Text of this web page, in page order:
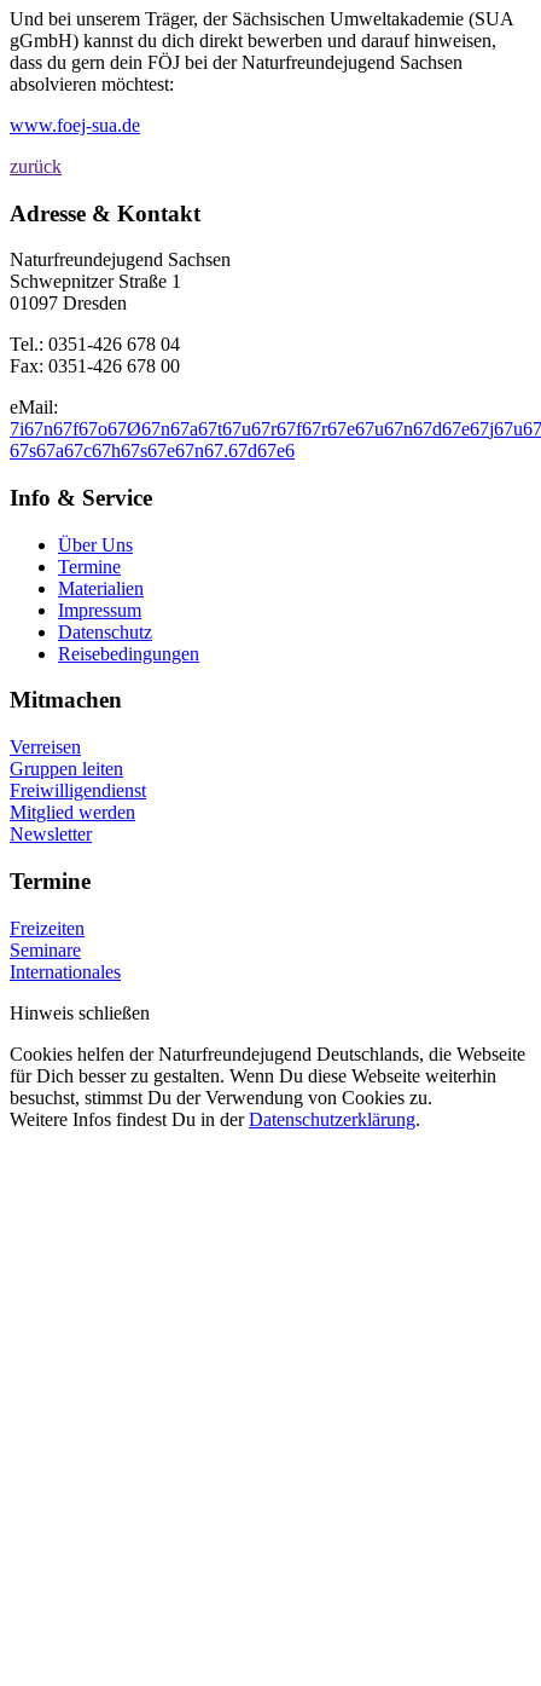
Und bei unserem Träger, der Sächsischen Umweltakademie (SUA
gGmbH) kannst du dich direkt bewerben und darauf hinweisen,
dass du gern dein FÖJ bei der Naturfreundejugend Sachsen
absolvieren möchtest:
www.foej-sua.de
zurück
Adresse & Kontakt
Naturfreundejugend Sachsen
Schwepnitzer Straße 1
01097 Dresden
Tel.: 0351-426 678 04
Fax: 0351-426 678 00
eMail:
7i67n67f67o67Ø67n67a67t67u67r67f67r67e67u67n67d67e67j67u67
67s67a67c67h67s67e67n67.67d67e6
Info & Service
Über Uns
Termine
Materialien
Impressum
Datenschutz
Reisebedingungen
Mitmachen
Verreisen
Gruppen leiten
Freiwilligendienst
Mitglied werden
Newsletter
Termine
Freizeiten
Seminare
Internationales
Hinweis schließen
Cookies helfen der Naturfreundejugend Deutschlands, die Webseite
für Dich besser zu gestalten. Wenn Du diese Webseite weiterhin
besuchst, stimmst Du der Verwendung von Cookies zu.
Weitere Infos findest Du in derDatenschutzerklärung.